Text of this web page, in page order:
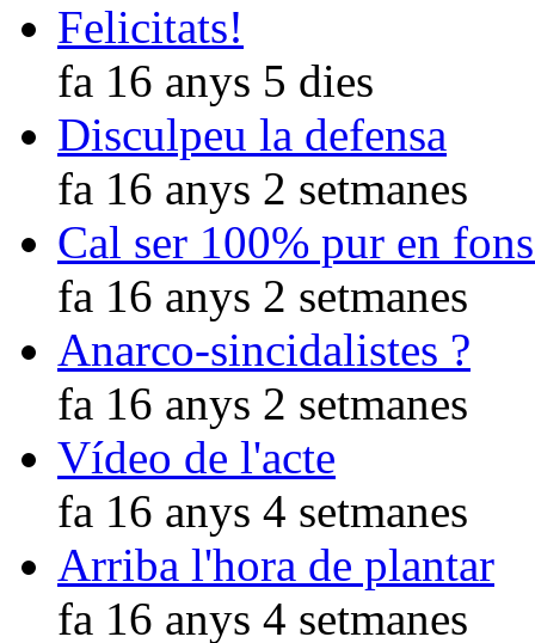
Felicitats!
fa 16 anys 5 dies
Disculpeu la defensa
fa 16 anys 2 setmanes
Cal ser 100% pur en
fa 16 anys 2 setmanes
Anarco-sincidalistes ?
fa 16 anys 2 setmanes
Vídeo de l'acte
fa 16 anys 4 setmanes
Arriba l'hora de plantar
fa 16 anys 4 setmanes